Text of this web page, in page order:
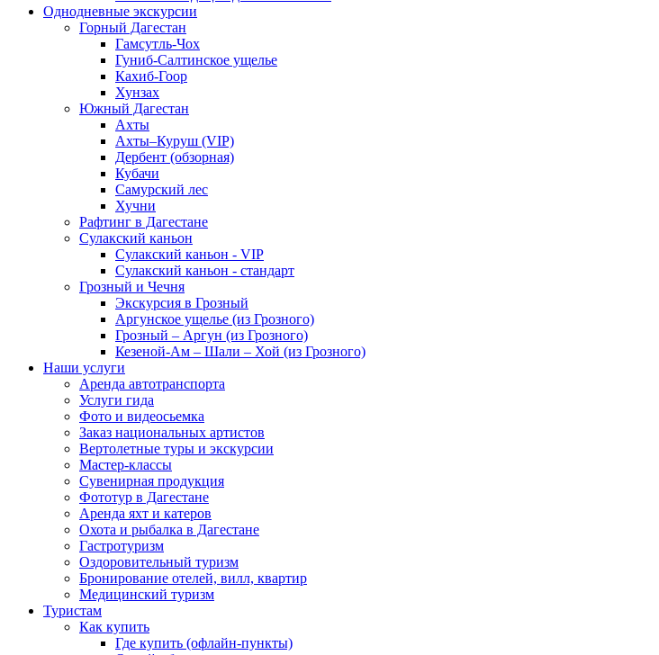
Однодневные экскурсии
Горный Дагестан
Гамсутль-Чох
Гуниб-Салтинское ущелье
Кахиб-Гоор
Хунзах
Южный Дагестан
Ахты
Ахты–Куруш (VIP)
Дербент (обзорная)
Кубачи
Самурский лес
Хучни
Рафтинг в Дагестане
Сулакский каньон
Сулакский каньон - VIP
Сулакский каньон - стандарт
Грозный и Чечня
Экскурсия в Грозный
Аргунское ущелье (из Грозного)
Грозный – Аргун (из Грозного)
Кезеной-Ам – Шали – Хой (из Грозного)
Наши услуги
Аренда автотранспорта
Услуги гида
Фото и видеосьемка
Заказ национальных артистов
Вертолетные туры и экскурсии
Мастер-классы
Сувенирная продукция
Фототур в Дагестане
Аренда яхт и катеров
Охота и рыбалка в Дагестане
Гастротуризм
Оздоровительный туризм
Бронирование отелей, вилл, квартир
Медицинский туризм
Туристам
Как купить
Где купить (офлайн-пункты)